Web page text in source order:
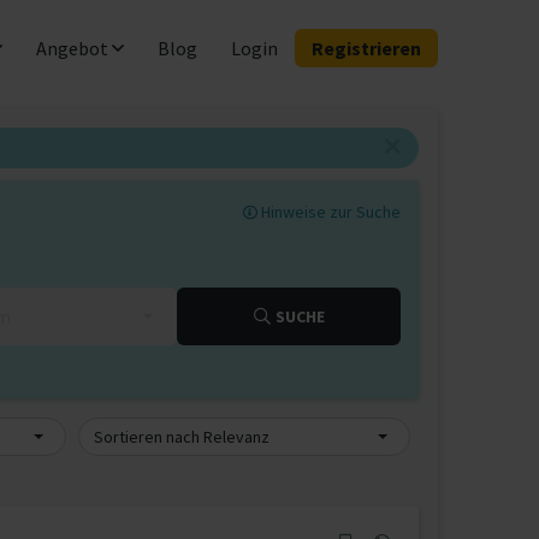
Angebot Blog Login Registrieren
Hinweise zur Suche
SUCHE
Sortieren nach Relevanz